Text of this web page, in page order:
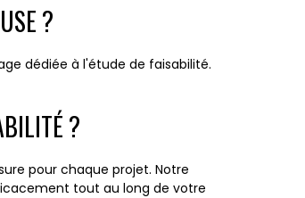
?
dédiée à l'étude de faisabilité.
?
pour chaque projet. Notre
tout au long de votre